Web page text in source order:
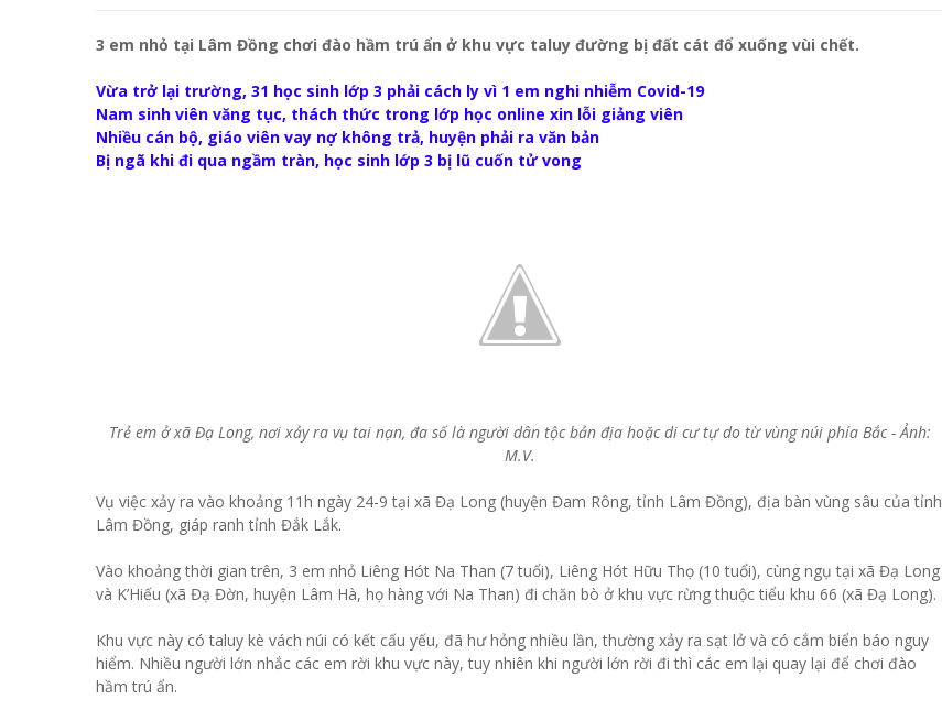
3 em nhỏ tại Lâm Đồng chơi đào hầm trú ẩn ở khu vực taluy đường bị đất cát đổ xuống vùi chết.
Vừa trở lại trường, 31 học sinh lớp 3 phải cách ly vì 1 em nghi nhiễm Covid-19
Nam sinh viên văng tục, thách thức trong lớp học online xin lỗi giảng viên
Nhiều cán bộ, giáo viên vay nợ không trả, huyện phải ra văn bản
Bị ngã khi đi qua ngầm tràn, học sinh lớp 3 bị lũ cuốn tử vong
Trẻ em ở xã Đạ Long, nơi xảy ra vụ tai nạn, đa số là người dân tộc bản địa hoặc di cư tự do từ vùng núi phía Bắc - Ảnh:
M.V.
Vụ việc xảy ra vào khoảng 11h ngày 24-9 tại xã Đạ Long (huyện Đam Rông, tỉnh Lâm Đồng), địa bàn vùng sâu của tỉnh
Lâm Đồng, giáp ranh tỉnh Đắk Lắk.
Vào khoảng thời gian trên, 3 em nhỏ Liêng Hót Na Than (7 tuổi), Liêng Hót Hữu Thọ (10 tuổi), cùng ngụ tại xã Đạ Long
và K’Hiếu (xã Đạ Đờn, huyện Lâm Hà, họ hàng với Na Than) đi chăn bò ở khu vực rừng thuộc tiểu khu 66 (xã Đạ Long).
Khu vực này có taluy kè vách núi có kết cấu yếu, đã hư hỏng nhiều lần, thường xảy ra sạt lở và có cắm biển báo nguy
hiểm. Nhiều người lớn nhắc các em rời khu vực này, tuy nhiên khi người lớn rời đi thì các em lại quay lại để chơi đào
hầm trú ẩn.